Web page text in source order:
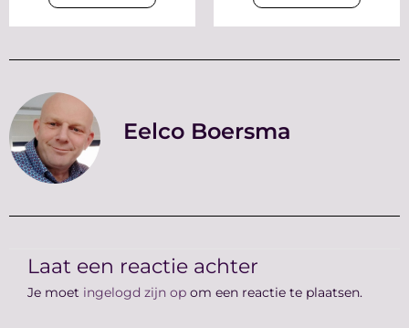
Eelco Boersma
Laat een reactie achter
Je moet ingelogd zijn op om een reactie te plaatsen.